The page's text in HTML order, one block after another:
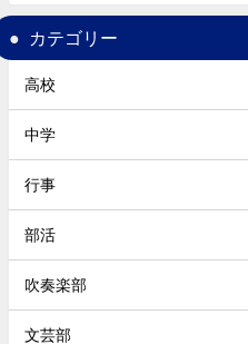
カテゴリー
高校
中学
行事
部活
吹奏楽部
文芸部